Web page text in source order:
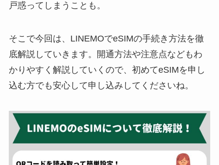
戸惑ってしまうことも。
そこで今回は、LINEMOでeSIMの手続き方法を徹
底解説していきます。開通方法や注意点などもわ
かりやすく解説していくので、初めてeSIMを申し
込む方でも安心して申し込みしてくださいね。